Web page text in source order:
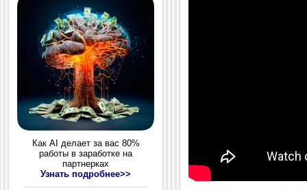
Как AI делает за вас 80%
работы в заработке на
партнерках
Узнать подробнее>>